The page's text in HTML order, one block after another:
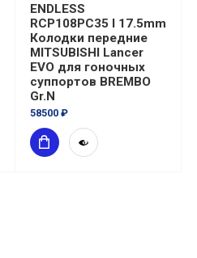
ENDLESS
RCP108PC35 I 17.5mm
Колодки передние
MITSUBISHI Lancer
EVO для гоночных
суппортов BREMBO
Gr.N
58500 ₽